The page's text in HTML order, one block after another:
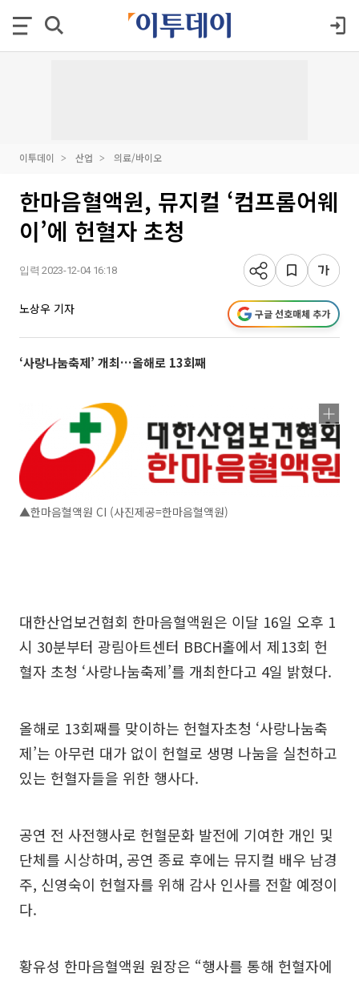
이투데이 산업 의료/바이오
한마음혈액원, 뮤지컬 ‘컴프롬어웨
이’에 헌혈자 초청
입력 2023-12-04 16:18
노상우 기자 구글 선호매체 추가
‘사랑나눔축제’ 개최…올해로 13회째
▲한마음혈액원 CI (사진제공=한마음혈액원)
대한산업보건협회 한마음혈액원은 이달 16일 오후 1
시 30분부터 광림아트센터 BBCH홀에서 제13회 헌
혈자 초청 ‘사랑나눔축제’를 개최한다고 4일 밝혔다.
올해로 13회째를 맞이하는 헌혈자초청 ‘사랑나눔축
제’는 아무런 대가 없이 헌혈로 생명 나눔을 실천하고
있는 헌혈자들을 위한 행사다.
공연 전 사전행사로 헌혈문화 발전에 기여한 개인 및
단체를 시상하며, 공연 종료 후에는 뮤지컬 배우 남경
주, 신영숙이 헌혈자를 위해 감사 인사를 전할 예정이
다.
황유성 한마음혈액원 원장은 “행사를 통해 헌혈자에